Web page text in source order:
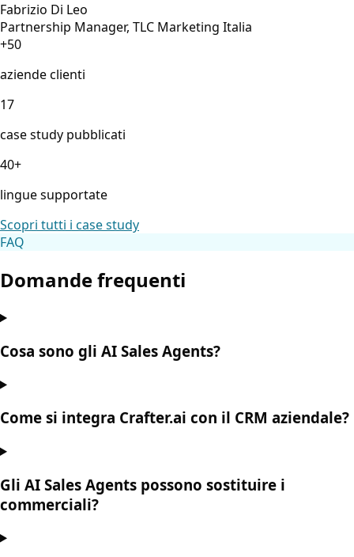
Fabrizio Di Leo
Partnership Manager, TLC Marketing Italia
+50
aziende clienti
17
case study pubblicati
40+
lingue supportate
Scopri tutti i case study
FAQ
Domande frequenti
Cosa sono gli AI Sales Agents?
Come si integra Crafter.ai con il CRM aziendale?
Gli AI Sales Agents possono sostituire i
commerciali?